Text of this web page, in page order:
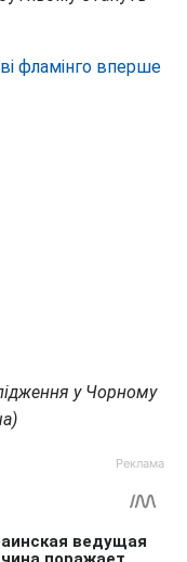
фламінго вперше
у Чорному